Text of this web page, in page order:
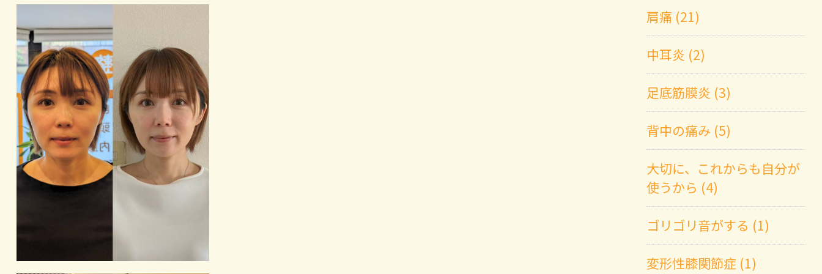
肩痛 (21)
中耳炎 (2)
足底筋膜炎 (3)
背中の痛み (5)
大切に、これからも自分が
使うから (4)
ゴリゴリ音がする (1)
変形性膝関節症 (1)